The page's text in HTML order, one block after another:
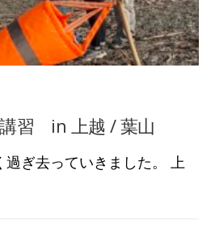
講習 in 上越 / 葉山
過ぎ去っていきました。 上